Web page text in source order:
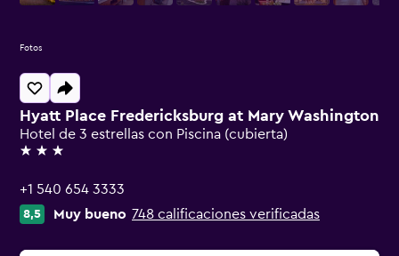
Hyatt Place Fredericksburg at Mary Washington
Hotel de 3 estrellas con Piscina (cubierta)
3 estrellas
+1 540 654 3333
8,5 Muy bueno 748 calificaciones verificadas
Fotos